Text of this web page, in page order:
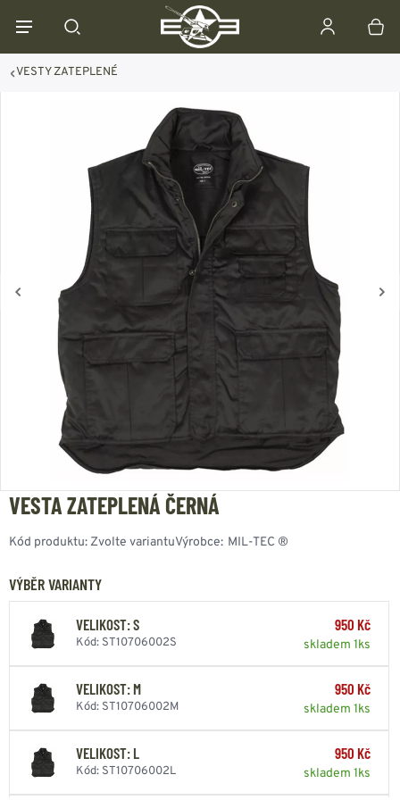
VESTY ZATEPLENÉ
VESTA ZATEPLENÁ ČERNÁ
Kód produktu: Zvolte variantuVýrobce: MIL-TEC ®
VÝBĚR VARIANTY
VELIKOST: S
Kód: ST10706002S
950 Kč
skladem 1ks
VELIKOST: M
Kód: ST10706002M
950 Kč
skladem 1ks
VELIKOST: L
Kód: ST10706002L
950 Kč
skladem 1ks